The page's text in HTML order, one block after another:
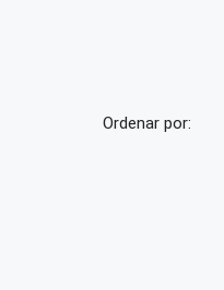
Ordenar por: